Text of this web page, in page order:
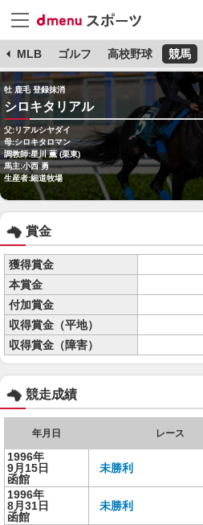
MLB ゴルフ 高校野球 競馬
牡 鹿毛 登録抹消
シロキタリアル
父:リアルシヤダイ
母:シロキタロマン
調教師:星川 薫 (栗東)
馬主:小西 勇
生産者:細道牧場
賞金
獲得賞金
本賞金
付加賞金
収得賞金（平地）
収得賞金（障害）
競走成績
年月日 レース
1996年
9月15日
函館
未勝利
1996年
8月31日
函館
未勝利